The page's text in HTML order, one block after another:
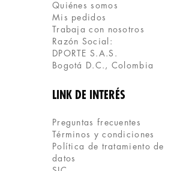
Quiénes somos
Mis pedidos
Trabaja con nosotros
Razón Social:
DPORTE S.A.S.
Bogotá D.C., Colombia
LINK DE INTERÉS
Preguntas frecuentes
Términos y condiciones
Política de tratamiento de
datos